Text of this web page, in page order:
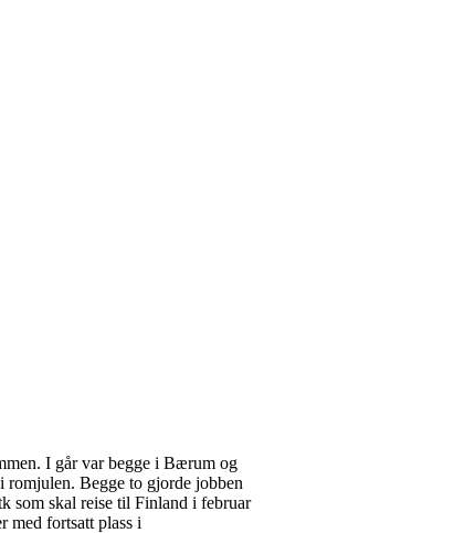
I går var begge i Bærum og
romjulen. Begge to gjorde jobben
som skal reise til Finland i februar
med fortsatt plass i